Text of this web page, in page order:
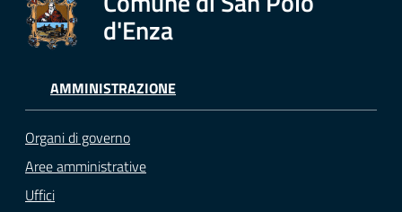
d'Enza
AMMINISTRAZIONE
Organi di governo
Aree amministrative
Uffici